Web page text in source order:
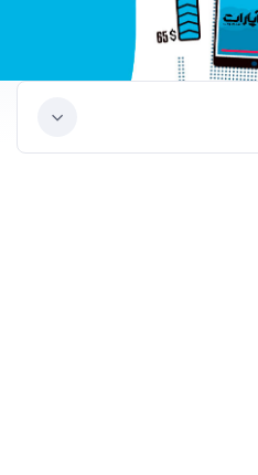
در آن حضور داشته باشیم؟
درآمد